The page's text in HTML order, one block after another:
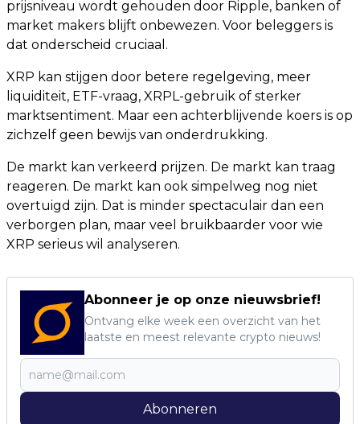
prijsniveau wordt gehouden door Ripple, banken of
market makers blijft onbewezen. Voor beleggers is
dat onderscheid cruciaal.
XRP kan stijgen door betere regelgeving, meer
liquiditeit, ETF-vraag, XRPL-gebruik of sterker
marktsentiment. Maar een achterblijvende koers is op
zichzelf geen bewijs van onderdrukking.
De markt kan verkeerd prijzen. De markt kan traag
reageren. De markt kan ook simpelweg nog niet
overtuigd zijn. Dat is minder spectaculair dan een
verborgen plan, maar veel bruikbaarder voor wie
XRP serieus wil analyseren.
Abonneer je op onze nieuwsbrief!
Ontvang elke week een overzicht van het
laatste en meest relevante crypto nieuws!
Abonneren